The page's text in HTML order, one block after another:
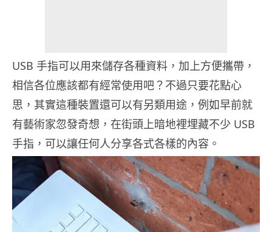
USB 手指可以用來儲存各種資料，加上方便攜帶，
相信各位應該都有經常使用吧？不過只要花點心
思，其實這種裝置還可以有另類用途，例如早前就
有藝術家忽發奇想，在街頭上暗地裡埋藏不少 USB
手指，可以讓任何人分享各式各樣的內容。